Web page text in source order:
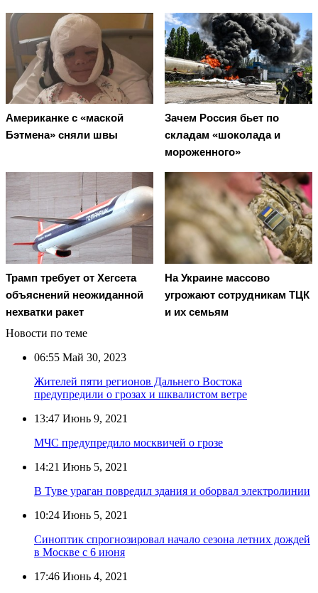
Американке с «маской
Бэтмена» сняли швы
Зачем Россия бьет по
складам «шоколада и
мороженного»
Трамп требует от Хегсета
объяснений неожиданной
нехватки ракет
На Украине массово
угрожают сотрудникам ТЦК
и их семьям
Новости по теме
06:55 Май 30, 2023
Жителей пяти регионов Дальнего Востока
предупредили о грозах и шквалистом ветре
13:47 Июнь 9, 2021
МЧС предупредило москвичей о грозе
14:21 Июнь 5, 2021
В Туве ураган повредил здания и оборвал электролинии
10:24 Июнь 5, 2021
Синоптик спрогнозировал начало сезона летних дождей
в Москве с 6 июня
17:46 Июнь 4, 2021